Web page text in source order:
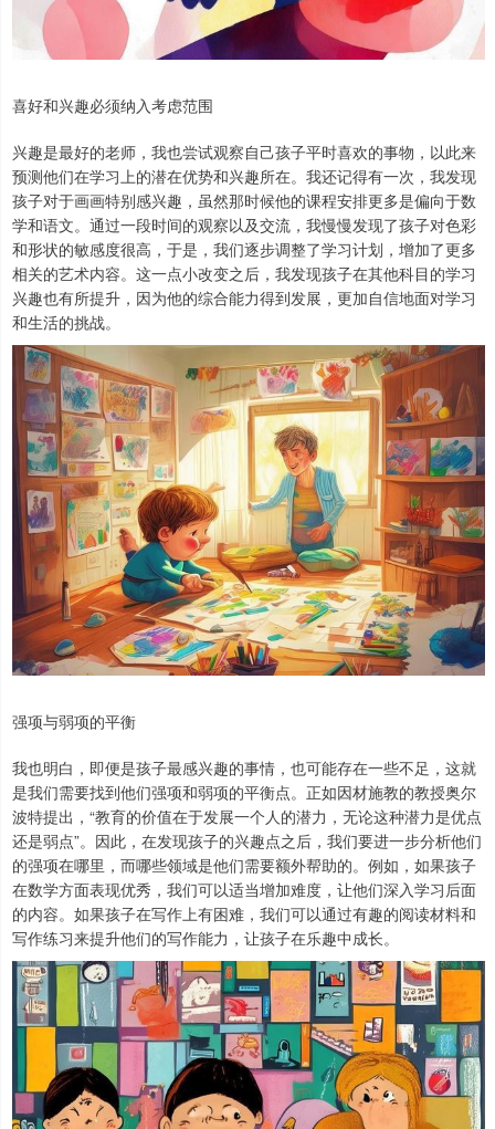
喜好和兴趣必须纳入考虑范围
兴趣是最好的老师，我也尝试观察自己孩子平时喜欢的事物，以此来
预测他们在学习上的潜在优势和兴趣所在。我还记得有一次，我发现
孩子对于画画特别感兴趣，虽然那时候他的课程安排更多是偏向于数
学和语文。通过一段时间的观察以及交流，我慢慢发现了孩子对色彩
和形状的敏感度很高，于是，我们逐步调整了学习计划，增加了更多
相关的艺术内容。这一点小改变之后，我发现孩子在其他科目的学习
兴趣也有所提升，因为他的综合能力得到发展，更加自信地面对学习
和生活的挑战。
强项与弱项的平衡
我也明白，即便是孩子最感兴趣的事情，也可能存在一些不足，这就
是我们需要找到他们强项和弱项的平衡点。正如因材施教的教授奥尔
波特提出，“教育的价值在于发展一个人的潜力，无论这种潜力是优点
还是弱点”。因此，在发现孩子的兴趣点之后，我们要进一步分析他们
的强项在哪里，而哪些领域是他们需要额外帮助的。例如，如果孩子
在数学方面表现优秀，我们可以适当增加难度，让他们深入学习后面
的内容。如果孩子在写作上有困难，我们可以通过有趣的阅读材料和
写作练习来提升他们的写作能力，让孩子在乐趣中成长。